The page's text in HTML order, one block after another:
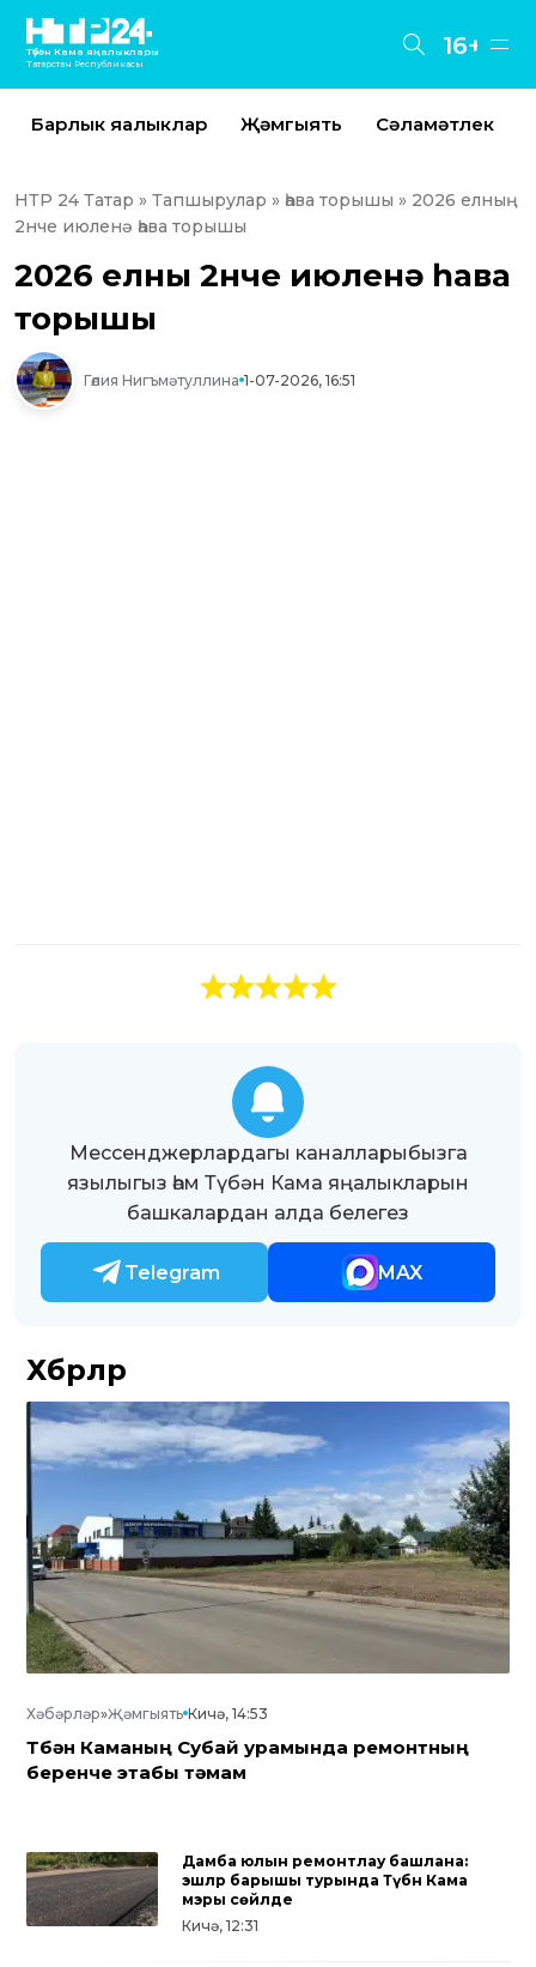
Түбән Кама яңалыклары
Татарстан Республикасы
16+
Барлык яңалыклар Җәмгыять Сәламәтлек
НТР 24 Татар » Тапшырулар » һава торышы » 2026 елның
2нче июленә һава торышы
2026 елның 2нче июленә һава
торышы
Гөлия Нигъмәтуллина 1-07-2026, 16:51
Мессенджерлардагы каналларыбызга
язылыгыз һәм Түбән Кама яңалыкларын
башкалардан алда белегез
Telegram MAX
Хәбәрләр
Хәбәрләр»Җәмгыять Кичә, 14:53
Түбән Каманың Субай урамында ремонтның
беренче этабы тәмам
Дамба юлын ремонтлау башлана:
эшләр барышы турында Түбән Кама
мэры сөйләде
Кичә, 12:31